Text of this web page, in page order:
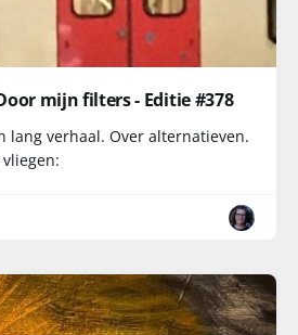
mijn filters - Editie #378
lang verhaal. Over alternatieven.